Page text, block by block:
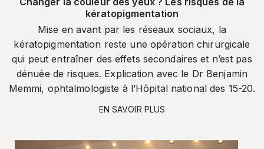
kératopigmentation
Mise en avant par les réseaux sociaux, la
kératopigmentation reste une opération chirurgicale
qui peut entraîner des effets secondaires et n’est pas
dénuée de risques. Explication avec le Dr Benjamin
Memmi, ophtalmologiste à l’Hôpital national des 15-20.
EN SAVOIR PLUS